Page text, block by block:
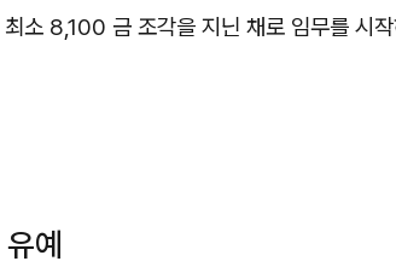
소 8,100 금 조각을 지닌 채로 임무를 시
예